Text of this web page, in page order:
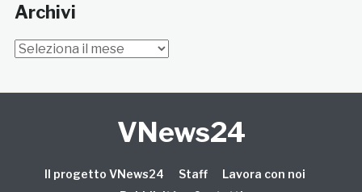
Archivi
Archivi
VNews24
Il progetto VNews24 Staff
Lavora con noi